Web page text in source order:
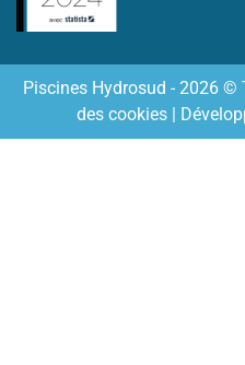
Piscines Hydrosud - 2026 ©
des cookies |